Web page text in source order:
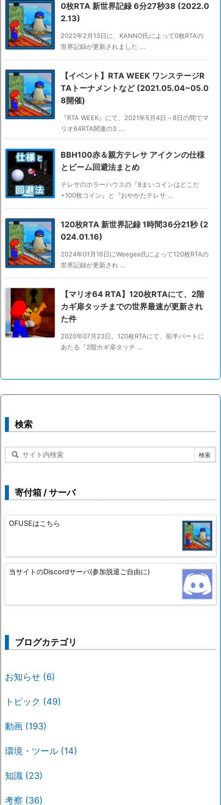
0枚RTA 新世界記録 6分27秒38 (2022.0
2.13)
2022年2月13日に、KANNO氏によって0枚RTAの
世界記録が更新されました ...
【イベント】RTA WEEK ワンステージR
TAトーナメントなど (2021.05.04~05.0
8開催)
『RTA WEEK』にて、2021年5月4日～8日の間でマ
リオ64RTA関連の3 ...
BBH100赤＆親方テレサ アイクンの仕様
とビーム回避法まとめ
テレサのホラーハウスの『8まいコインはどこだ
+100枚コイン』と『おやかたテレサ ...
120枚RTA 新世界記録 1時間36分21秒 (2
024.01.16)
2024年01月16日にWeegee氏によって120枚RTAの
世界記録が更新され ...
【マリオ64 RTA】120枚RTAにて、2階
カギ扉タッチまでの世界最速が更新され
た件
2020年07月23日。120枚RTAにて、前半パートに
あたる『2階カギ扉タッチ ...
検索
寄付箱 / サーバ
OFUSEはこちら
当サイトのDiscordサーバ(参加脱退ご自由に)
ブログカテゴリ
お知らせ (6)
トピック (49)
動画 (193)
環境・ツール (14)
知識 (23)
考察 (36)